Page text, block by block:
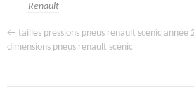
Renault
← tailles pressions pneus renault scénic année
dimensions pneus renault scénic